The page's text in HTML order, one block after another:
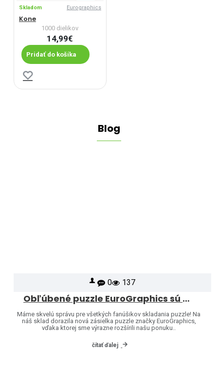
Skladom Eurographics
Kone
1000 dielikov
14,99€
Pridať do košíka
Blog
0 137
Obľúbené puzzle EuroGraphics sú opäť skladom – a ponuku sme rozšírili o ďalšie motívy!
Máme skvelú správu pre všetkých fanúšikov skladania puzzle! Na
náš sklad dorazila nová zásielka puzzle značky EuroGraphics,
vďaka ktorej sme výrazne rozšírili našu ponuku..
čítať ďalej